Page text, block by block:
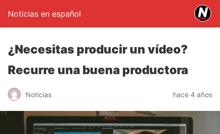
Noticias en español
¿Necesitas producir un vídeo?
Recurre una buena productora
Noticias hace 4 años